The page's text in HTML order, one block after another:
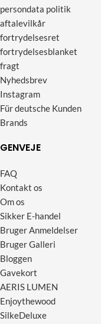
persondata politik
aftalevilkår
fortrydelsesret
fortrydelsesblanket
fragt
Nyhedsbrev
Instagram
Für deutsche Kunden
Brands
GENVEJE
FAQ
Kontakt os
Om os
Sikker E-handel
Bruger Anmeldelser
Bruger Galleri
Bloggen
Gavekort
AERIS LUMEN
Enjoythewood
SilkeDeluxe